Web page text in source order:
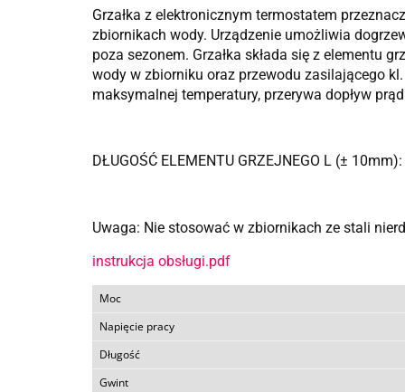
Grzałka z elektronicznym termostatem
zbiornikach wody. Urządzenie umożliwia
poza sezonem. Grzałka składa się z elementu
wody w zbiorniku oraz przewodu zasilającego
maksymalnej temperatury, przerywa dopływ
DŁUGOŚĆ ELEMENTU GRZEJNEGO L (±
Uwaga: Nie stosować w zbiornikach ze stali
instrukcja obsługi.pdf
Moc
Napięcie pracy
Długość
Gwint